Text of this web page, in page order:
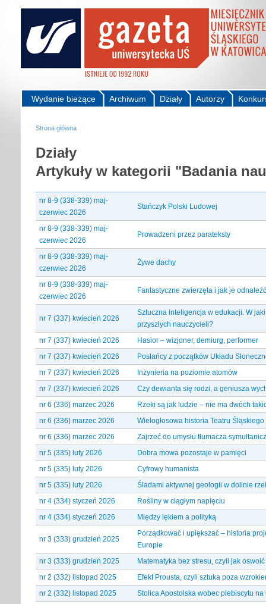
Autorzy
Działy
Archiwum
Wydanie bieżące
Strona główna
Działy
Artykuły w kategorii "Badania
nr 8-9 (338-339) maj-
czerwiec 2026
Stańczyk Polski Ludowej
nr 8-9 (338-339) maj-
czerwiec 2026
Prowadzeni przez parateksty
nr 8-9 (338-339) maj-
czerwiec 2026
Żywe dachy
nr 8-9 (338-339) maj-
czerwiec 2026
Fantastyczne zwierzęta i jak je
nr 7 (337) kwiecień 2026
Sztuczna inteligencja w edukacji. W
przyszłych nauczycieli?
nr 7 (337) kwiecień 2026
Hasior – wizjoner, demiurg, performer
nr 7 (337) kwiecień 2026
Posłańcy z początków Układu
nr 7 (337) kwiecień 2026
Inżynieria na poziomie atomów
nr 7 (337) kwiecień 2026
Czy dewianta się rodzi, a geniusza
nr 6 (336) marzec 2026
Rzeki są jak ludzie – nie ma dwóch
nr 6 (336) marzec 2026
Wielogłosowa historia Teatru
nr 6 (336) marzec 2026
Zajrzeć do umysłu tłumacza
nr 5 (335) luty 2026
Dobra mowa pozostaje w pamięci
nr 5 (335) luty 2026
Cyfrowy humanista
nr 5 (335) luty 2026
Śladami aktywnej geologii w dolinie
nr 4 (334) styczeń 2026
Rośliny w ciągłym napięciu
nr 4 (334) styczeń 2026
Między lękiem a polityką
nr 3 (333) grudzień 2025
Porządkować i upiększać – historia
Europie
nr 3 (333) grudzień 2025
Matematyka bez stresu, czyli jak
nr 2 (332) listopad 2025
Efekt Prousta, czyli sztuka poza
nr 2 (332) listopad 2025
Stolica Apostolska wobec plebiscytu na